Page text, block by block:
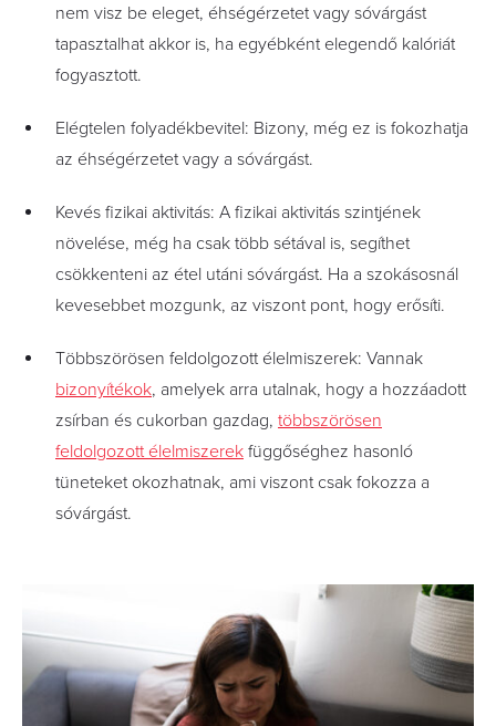
nem visz be eleget, éhségérzetet vagy sóvárgást
tapasztalhat akkor is, ha egyébként elegendő kalóriát
fogyasztott.
Elégtelen folyadékbevitel: Bizony, még ez is fokozhatja
az éhségérzetet vagy a sóvárgást.
Kevés fizikai aktivitás: A fizikai aktivitás szintjének
növelése, még ha csak több sétával is, segíthet
csökkenteni az étel utáni sóvárgást. Ha a szokásosnál
kevesebbet mozgunk, az viszont pont, hogy erősíti.
Többszörösen feldolgozott élelmiszerek: Vannak
bizonyítékok, amelyek arra utalnak, hogy a hozzáadott
zsírban és cukorban gazdag, többszörösen
feldolgozott élelmiszerek függőséghez hasonló
tüneteket okozhatnak, ami viszont csak fokozza a
sóvárgást.